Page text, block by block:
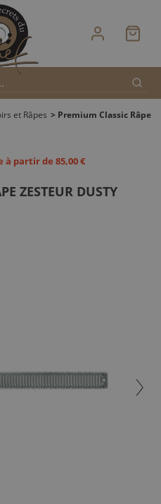
et Râpes > Premium Classic Râpe
partir de 85,00 €
ZESTEUR DUSTY